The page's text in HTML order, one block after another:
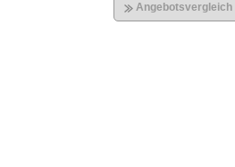
Angebotsvergleich